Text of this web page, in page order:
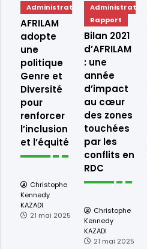
Administration
AFRILAM
adopte
une
politique
Genre et
Diversité
pour
renforcer
l’inclusion
et l’équité
Christophe
Kennedy
KAZADI
21 mai 2025
Administration
Rapport
Bilan 2021
d’AFRILAM
: une
année
d’impact
au cœur
des zones
touchées
par les
conflits en
RDC
Christophe
Kennedy
KAZADI
21 mai 2025